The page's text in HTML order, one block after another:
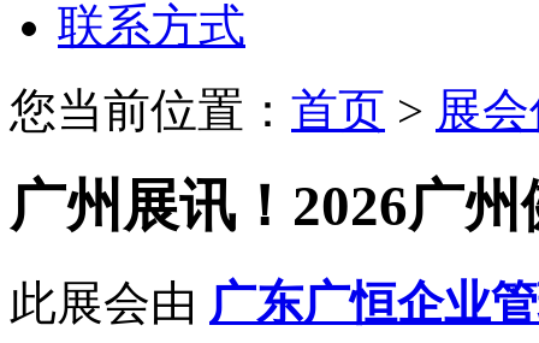
联系方式
您当前位置： 首页 > 展
广州展讯！2026广
此展会由 广东广恒企业